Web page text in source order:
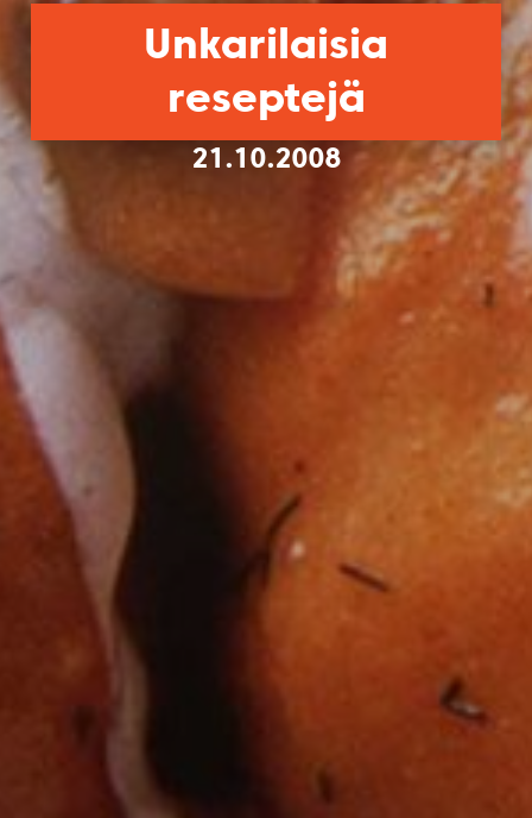
Unkarilaisia
reseptejä
21.10.2008